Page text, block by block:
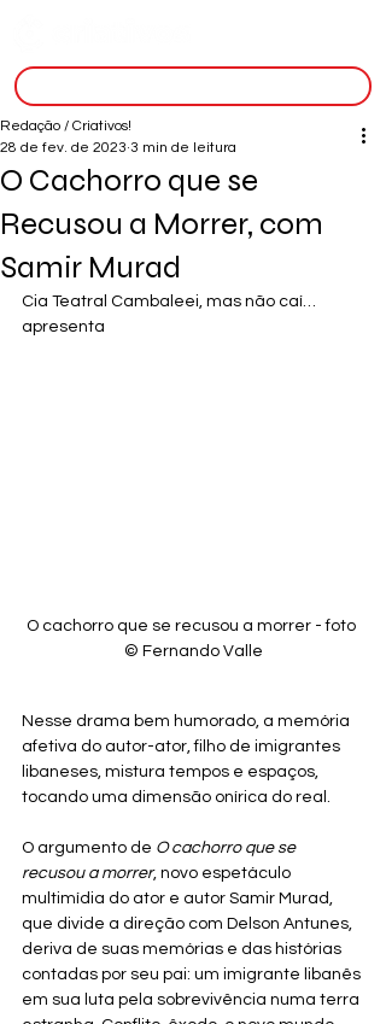
O Cachorro que se
Recusou a Morrer, com
Samir Murad
Redação / Criativos!
28 de fev. de 2023 3 min de leitura
Cia Teatral Cambaleei, mas não caí…
apresenta
O cachorro que se recusou a morrer - foto
© Fernando Valle
Nesse drama bem humorado, a memória
afetiva do autor-ator, filho de imigrantes
libaneses, mistura tempos e espaços,
tocando uma dimensão onírica do real.
O argumento de O cachorro que se
recusou a morrer, novo espetáculo
multimídia do ator e autor Samir Murad,
que divide a direção com Delson Antunes,
deriva de suas memórias e das histórias
contadas por seu pai: um imigrante libanês
em sua luta pela sobrevivência numa terra